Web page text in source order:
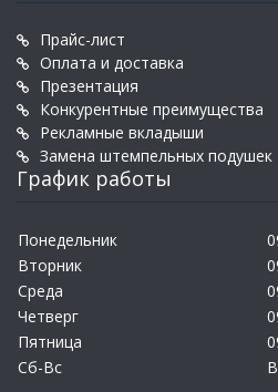
Прайс-лист
Оплата и доставка
Презентация
Конкурентные преимущества
Рекламные вкладыши
Замена штемпельных подушек
График работы
Понедельник
Вторник
Среда
Четверг
Пятница
Сб-Вс